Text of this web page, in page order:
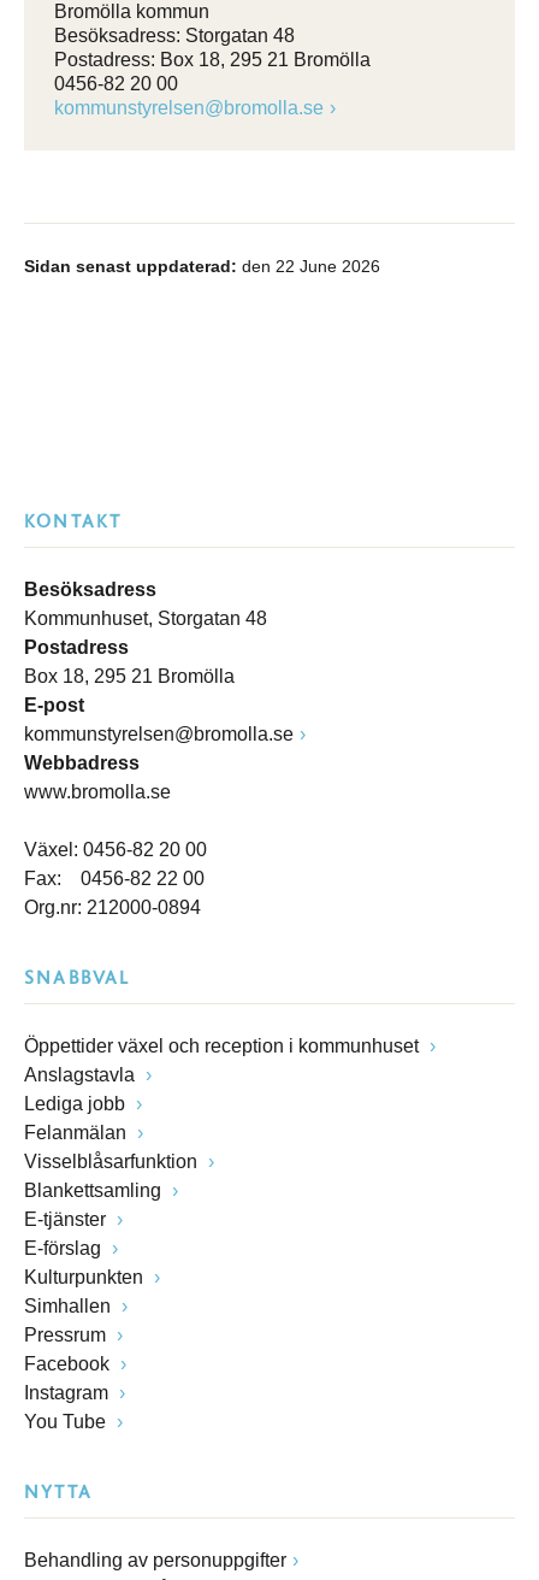
Bromölla kommun
Besöksadress: Storgatan 48
Postadress: Box 18, 295 21 Bromölla
0456-82 20 00
kommunstyrelsen@bromolla.se
Sidan senast uppdaterad: den 22 June 2026
KONTAKT
Besöksadress
Kommunhuset, Storgatan 48
Postadress
Box 18, 295 21 Bromölla
E-post
kommunstyrelsen@bromolla.se
Webbadress
www.bromolla.se
Växel: 0456-82 20 00
Fax: 0456-82 22 00
Org.nr: 212000-0894
SNABBVAL
Öppettider växel och reception i kommunhuset
Anslagstavla
Lediga jobb
Felanmälan
Visselblåsarfunktion
Blankettsamling
E-tjänster
E-förslag
Kulturpunkten
Simhallen
Pressrum
Facebook
Instagram
You Tube
NYTTA
Behandling av personuppgifter